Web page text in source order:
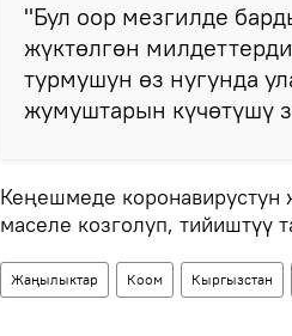
"Бул оор мезгилде
жүктөлгөн
турмушун өз нугунда
жумуштарын күчөтүшү
Кеңешмеде
маселе козголуп, тийиштүү
Жаңылыктар Коом Кыргызстан